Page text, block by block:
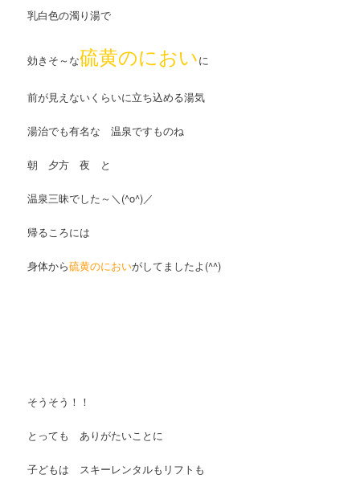
乳白色の濁り湯で
効きそ～な硫黄のにおいに
前が見えないくらいに立ち込める湯気
湯治でも有名な 温泉ですものね
朝 夕方 夜 と
温泉三昧でした～＼(^o^)／
帰るころには
身体から硫黄のにおいがしてましたよ(^^)
そうそう！！
とっても ありがたいことに
子どもは スキーレンタルもリフトも